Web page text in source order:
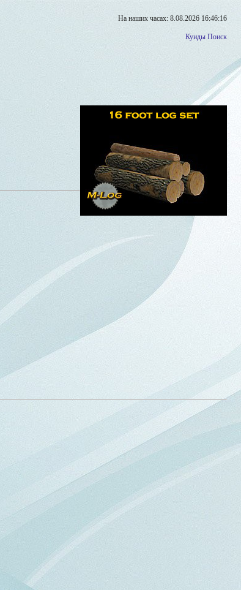
На наших часах: 8.08.2026 16:46:16
Куиды Поиск